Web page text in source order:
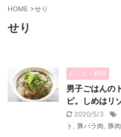
HOME >せり
せり
レシピ・料理
男子ごはんの
ピ。しめはリ
2020/5/3
ト
豚バラ肉 豚肉